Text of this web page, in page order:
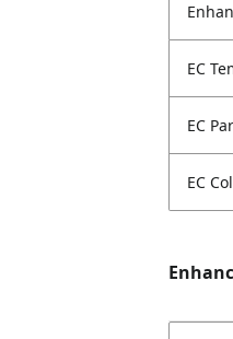
EC
EC
EC